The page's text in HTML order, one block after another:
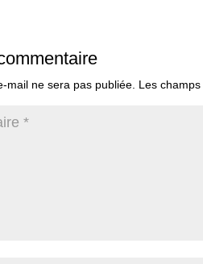
mail ne sera pas publiée. Les